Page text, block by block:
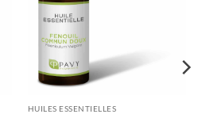
HUILES ESSENTIELLES